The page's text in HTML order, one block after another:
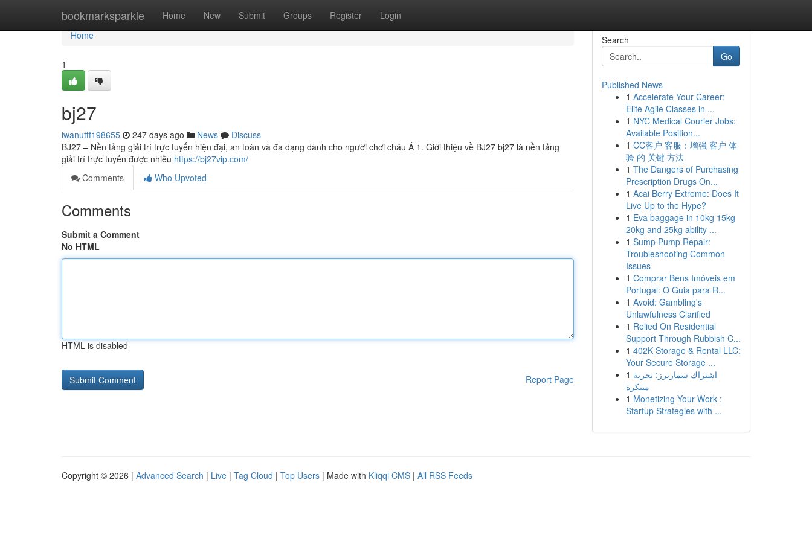
bookmarksparkle Home New Submit Groups Register Login
Home
Home
1
bj27
iwanuttf198655 247 days ago News
Discuss
BJ27 – Nền tảng giải trí trực tuyến hiện đại, an toàn và đa dạng dành cho người chơi châu Á 1. Giới thiệu về BJ27 bj27 là nền tảng
giải trí trực tuyến được nhiều https://bj27vip.com/
Comments
Who Upvoted
Comments
Submit a Comment
No HTML
HTML is disabled
Report Page
Search
Go
Published News
1 Accelerate Your Career:
Elite Agile Classes in ...
1 NYC Medical Courier Jobs:
Available Position...
1 CC客户 客服：增强 客户 体
验 的 关键 方法
1 The Dangers of Purchasing
Prescription Drugs On...
1 Acai Berry Extreme: Does It
Live Up to the Hype?
1 Eva baggage in 10kg 15kg
20kg and 25kg ability ...
1 Sump Pump Repair:
Troubleshooting Common
Issues
1 Comprar Bens Imóveis em
Portugal: O Guia para R...
1 Avoid: Gambling's
Unlawfulness Clarified
1 Relied On Residential
Support Through Rubbish C...
1 402K Storage & Rental LLC:
Your Secure Storage ...
1 اشتراك سمارترز: تجربة
مبتكرة
1 Monetizing Your Work :
Startup Strategies with ...
Copyright © 2026 | Advanced Search | Live | Tag Cloud | Top Users | Made with Kliqqi CMS | All RSS Feeds